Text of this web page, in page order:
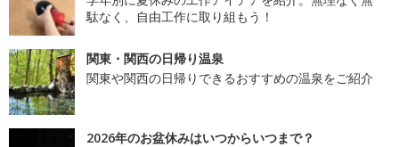
駄なく、自由工作に取り組もう！
関東・関西の日帰り温泉
関東や関西の日帰りできるおすすめの温泉をご紹介
2026年のお盆休みはいつからいつまで？